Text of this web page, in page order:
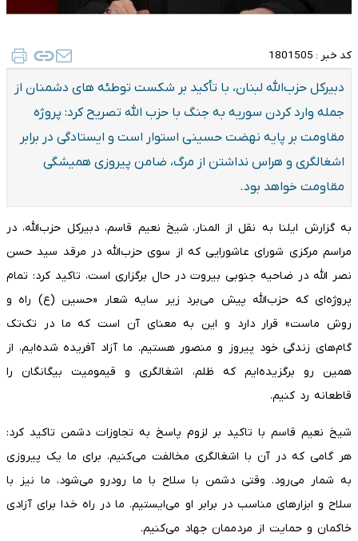
کد خبر : 1801505
دبیرکل حزب‌الله لبنان، با تأکید بر شکست توطئه های دشمنان از
جمله وارد کردن سوریه به جنگ با حزب الله تصریح کرد: پروژه
مقاومت بر پایه نهضت حسینی استوار است و ایستادگی در برابر
اشغالگری و هراس نداشتن از مرگ، ضامن پیروزی همیشگی
مقاومت خواهد بود.
به گزارش ایلنا به نقل از المنار، شیخ نعیم قاسم، دبیرکل حزب‌الله، در
مراسم مرکزی شورای عاشورایی که از سوی حزب‌الله در مرقد سید حسن
نصر الله در ضاحیه جنوبی بیروت در حال برگزاری است، تاکید کرد: تمام
پروژه‌ای که حزب‌الله پیش می‌برد زیر سایه شعار «حسین (ع) راه و
روش ماست» قرار دارد و این به معنای آن است که ما در تک‌تک
گام‌های زندگی خود پیروز و منصور هستیم. ما آزاد آفریده شده‌ایم، از
همین رو برگزیده‌ایم که ظلم، اشغالگری و قیمومیت بیگانگان را
قاطعانه رد کنیم.
شیخ نعیم قاسم با تاکید بر لزوم پاسخ به تجاوزات دشمن تاکید کرد:
هر گامی که در آن با اشغالگری مخالفت می‌کنیم، برای ما یک پیروزی
به شمار می‌رود. وقتی دشمن با سلاح با ما رودرو می‌شود، ما نیز با
سلاح و ابزارهای مناسب در برابر او می‌ایستیم. ما در راه خدا برای آزادی
خاکمان و حمایت از مردممان جهاد می‌کنیم.